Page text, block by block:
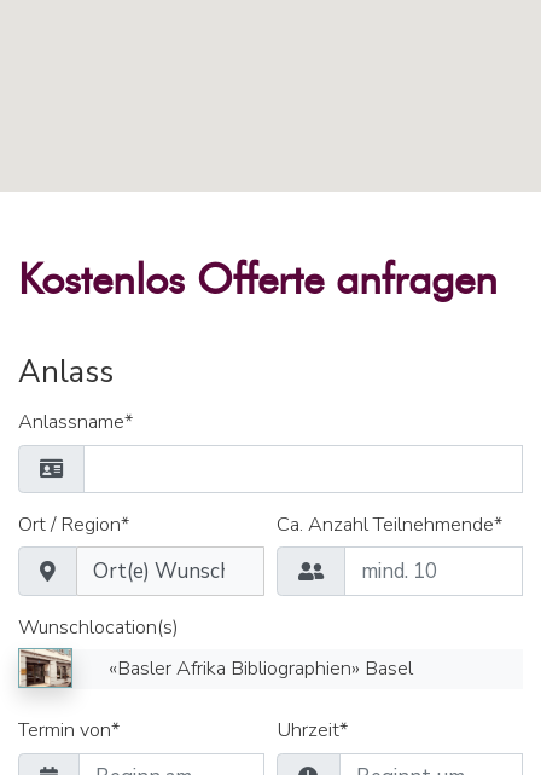
Kostenlos Offerte anfragen
Anlass
Anlassname*
Ort / Region* Ca. Anzahl Teilnehmende*
Wunschlocation(s)
«Basler Afrika Bibliographien» Basel
Termin von* Uhrzeit*